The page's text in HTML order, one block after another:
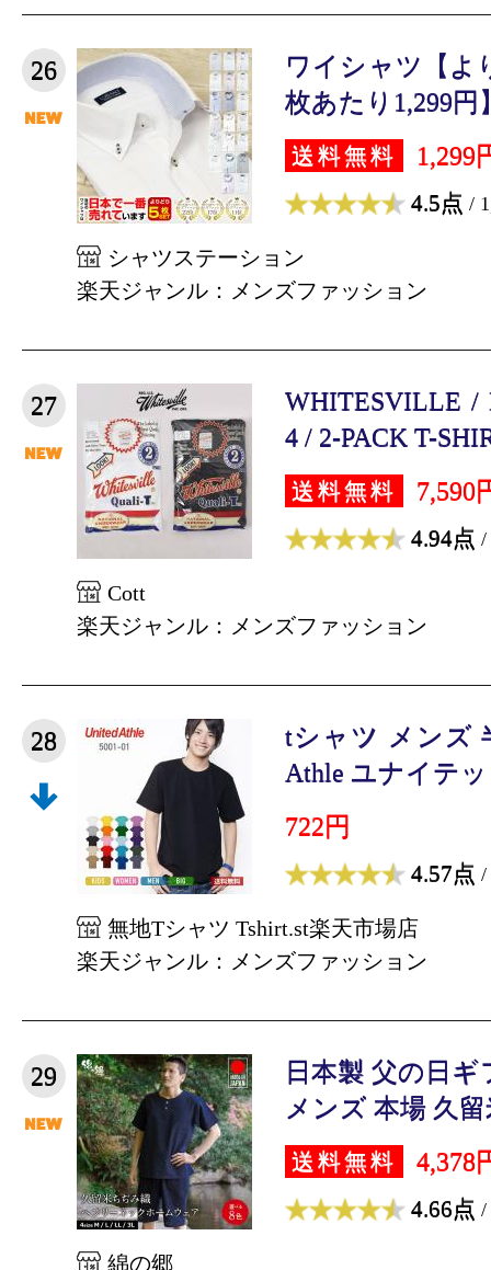
26
ワイシャツ【よ
枚あたり1,299円
送料無料 1,299
4.5点 /
シャツステーション
楽天ジャンル：メンズファッション
27
WHITESVILLE /
4 / 2-PACK T-
送料無料 7,590
4.94点 /
Cott
楽天ジャンル：メンズファッション
28
tシャツ メンズ
Athle ユナイテ
722円
4.57点 /
無地Tシャツ Tshirt.st楽天市場店
楽天ジャンル：メンズファッション
29
日本製 父の日
メンズ 本場 久
送料無料 4,378
4.66点 /
綿の郷